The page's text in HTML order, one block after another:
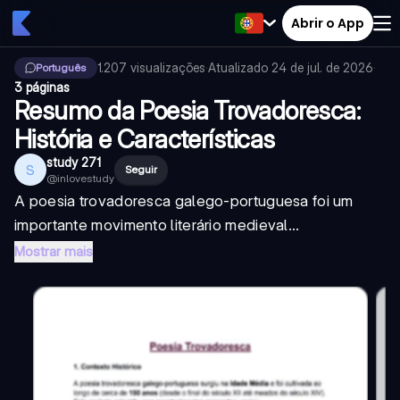
Abrir o App
Português 1.207 visualizações·Atualizado 24 de jul. de 2026·
3 páginas
Resumo da Poesia Trovadoresca:
História e Características
S study 271
@inlovestudy
Seguir
A poesia trovadoresca galego-portuguesa foi um
importante movimento literário medieval...
Mostrar mais